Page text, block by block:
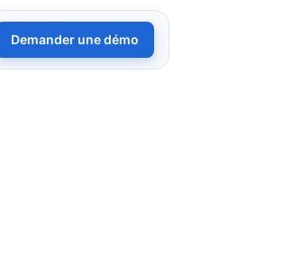
Demander une démo